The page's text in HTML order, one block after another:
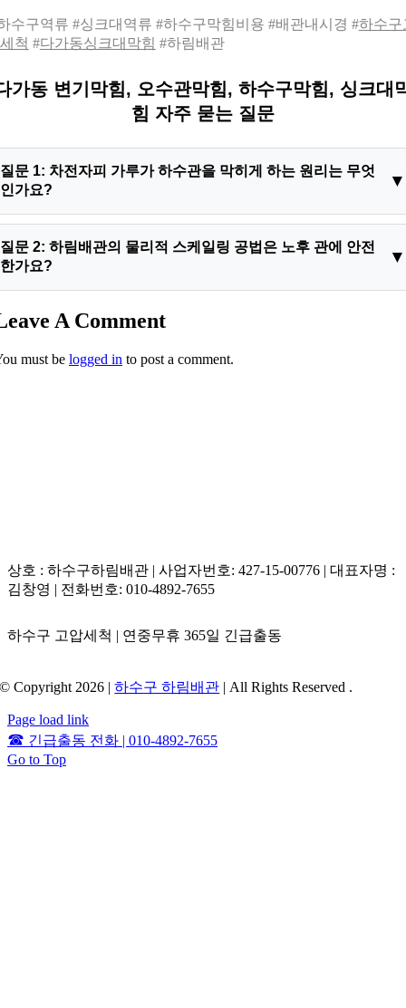
수구역류 #싱크대역류 #하수구막힘비용 #배관내시경 #하수구
척 #다가동싱크대막힘 #하림배관
가동 변기막힘, 오수관막힘, 하수구막힘, 싱크대
힘 자주 묻는 질문
질문 1: 차전자피 가루가 하수관을 막히게 하는 원리는 무엇
인가요?
▼
답변 1: 차전자피 분말은 강력한 수분 흡착 특성을 지녀 액체와
접촉 시 점성이 높은 하이드로겔 장벽을 형성하며 부피가 팽창해
질문 2: 하림배관의 물리적 스케일링 공법은 노후 관에 안전
한가요?
▼
답변 2: 내시경 기기로 관내 상태를 실시간 판독하며 플렉스 샤
을 0%로 완벽히 안전합니다.
A Comment
must be logged in to post a comment.
상호 : 하수구하림배관 | 사업자번호: 427-15-00776 | 대표자명 :
김창영 | 전화번호: 010-4892-7655
하수구 고압세척 | 연중무휴 365일 긴급출동
© Copyright 2026 |하수구 하림배관 | All Rights Reserved .
Page load link
☎ 긴급출동 전화 | 010-4892-7655
Go to Top